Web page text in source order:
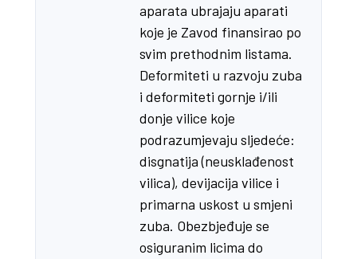
aparata ubrajaju aparati
koje je Zavod finansirao po
svim prethodnim listama.
Deformiteti u razvoju zuba
i deformiteti gornje i/ili
donje vilice koje
podrazumjevaju sljedeće:
disgnatija (neusklađenost
vilica), devijacija vilice i
primarna uskost u smjeni
zuba. Obezbjeđuje se
osiguranim licima do